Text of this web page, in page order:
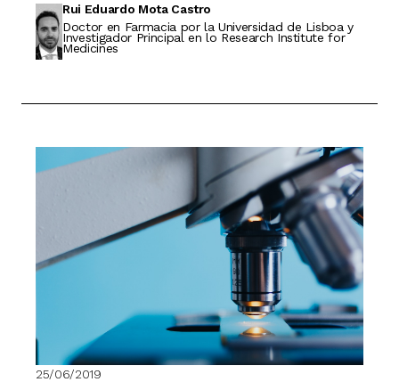
Rui Eduardo Mota Castro
Doctor en Farmacia por la Universidad de Lisboa y
Investigador Principal en lo Research Institute for
Medicines
25/06/2019